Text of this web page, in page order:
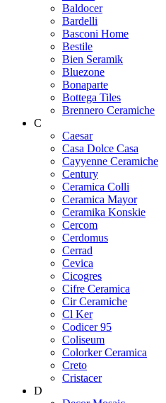
Baldocer
Bardelli
Basconi Home
Bestile
Bien Seramik
Bluezone
Bonaparte
Bottega Tiles
Brennero Ceramiche
C
Caesar
Casa Dolce Casa
Cayyenne Ceramiche
Century
Ceramica Colli
Ceramica Mayor
Ceramika Konskie
Cercom
Cerdomus
Cerrad
Cevica
Cicogres
Cifre Ceramica
Cir Ceramiche
Cl Ker
Codicer 95
Coliseum
Colorker Ceramica
Creto
Cristacer
D